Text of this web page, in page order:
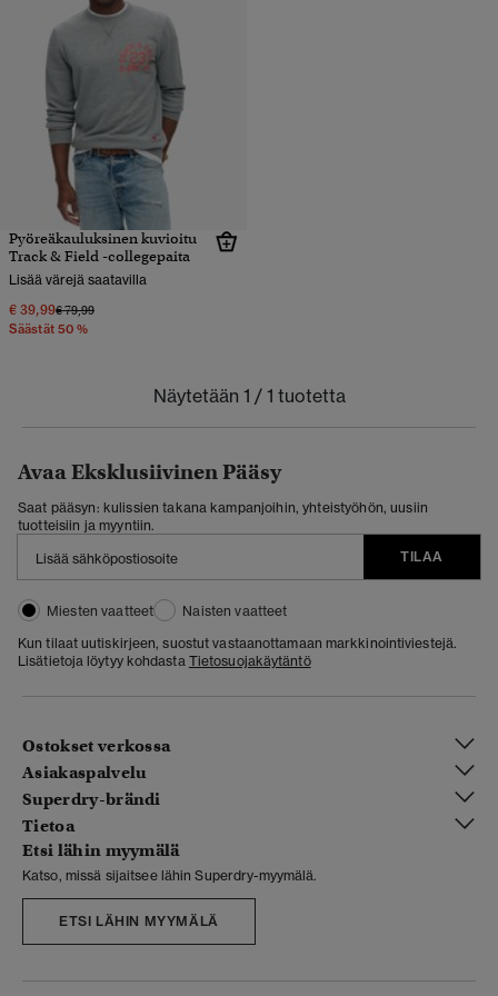
Pyöreäkauluksinen kuvioitu
Track & Field -collegepaita
Lisää värejä saatavilla
€ 39,99Hinta alennettu hinnasta
€ 79,99hintaan
Säästät 50 %
Näytetään 1 / 1 tuotetta
Avaa Eksklusiivinen Pääsy
Saat pääsyn: kulissien takana kampanjoihin, yhteistyöhön, uusiin
tuotteisiin ja myyntiin.
TILAA
Miesten vaatteet
Naisten vaatteet
Kun tilaat uutiskirjeen, suostut vastaanottamaan markkinointiviestejä.
Lisätietoja löytyy kohdasta Tietosuojakäytäntö
Ostokset verkossa
Asiakaspalvelu
Superdry-brändi
Tietoa
Etsi lähin myymälä
Katso, missä sijaitsee lähin Superdry-myymälä.
ETSI LÄHIN MYYMÄLÄ